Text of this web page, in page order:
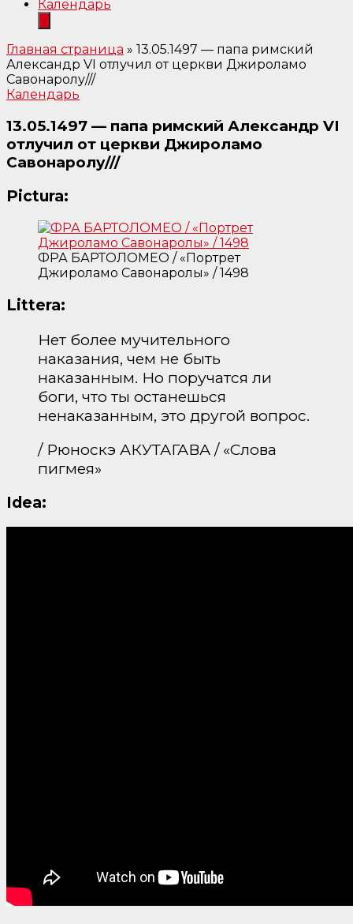
Календарь
Главная страница » 13.05.1497 — папа римский
Александр VI отлучил от церкви Джироламо
Савонаролу///
Календарь
13.05.1497 — папа римский Александр VI
отлучил от церкви Джироламо
Савонаролу///
Pictura:
ФРА БАРТОЛОМЕО / «Портрет
Джироламо Савонаролы» / 1498
Littera:
Нет более мучительного
наказания, чем не быть
наказанным. Но поручатся ли
боги, что ты останешься
ненаказанным, это другой вопрос.
/ Рюноскэ АКУТАГАВА / «Слова
пигмея»
Idea: